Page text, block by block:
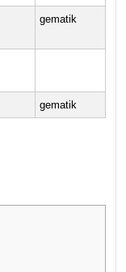
gematik
gematik